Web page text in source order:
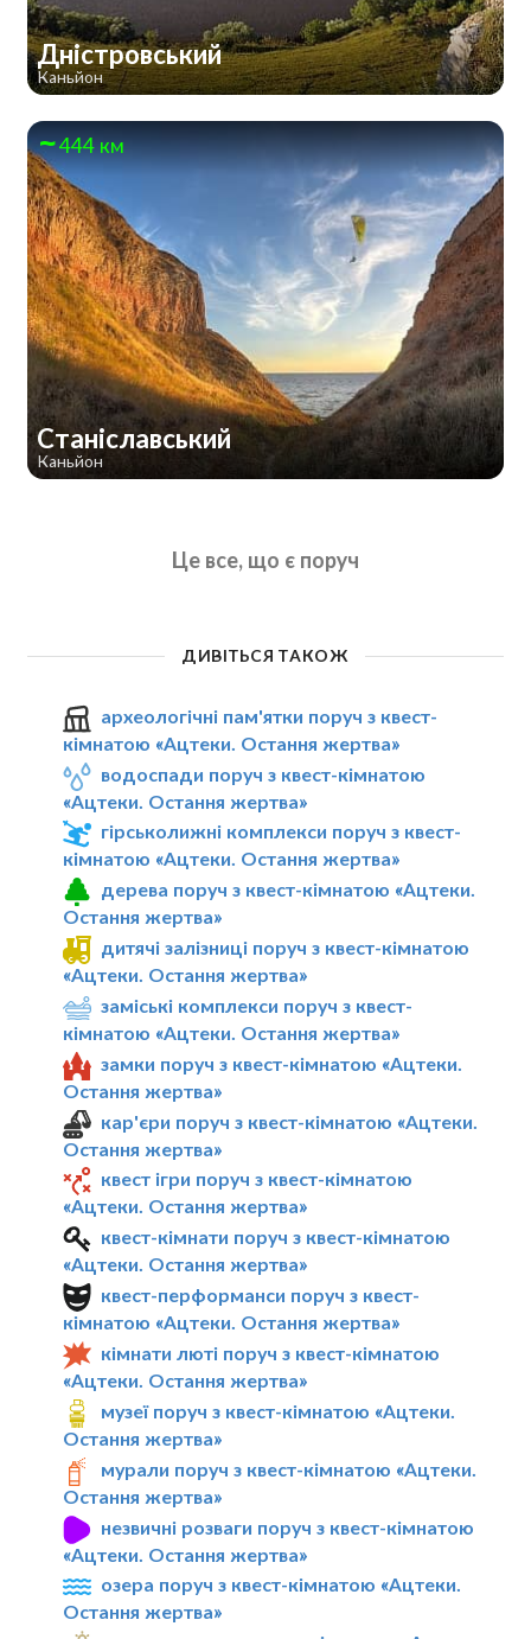
Дністровський
Каньйон
444 км
Станіславський
Каньйон
Це все, що є поруч
ДИВІТЬСЯ ТАКОЖ
археологічні пам'ятки поруч з квест-
кімнатою «Ацтеки. Остання жертва»
водоспади поруч з квест-кімнатою
«Ацтеки. Остання жертва»
гірськолижні комплекси поруч з квест-
кімнатою «Ацтеки. Остання жертва»
дерева поруч з квест-кімнатою «Ацтеки.
Остання жертва»
дитячі залізниці поруч з квест-кімнатою
«Ацтеки. Остання жертва»
заміські комплекси поруч з квест-
кімнатою «Ацтеки. Остання жертва»
замки поруч з квест-кімнатою «Ацтеки.
Остання жертва»
кар'єри поруч з квест-кімнатою «Ацтеки.
Остання жертва»
квест ігри поруч з квест-кімнатою
«Ацтеки. Остання жертва»
квест-кімнати поруч з квест-кімнатою
«Ацтеки. Остання жертва»
квест-перформанси поруч з квест-
кімнатою «Ацтеки. Остання жертва»
кімнати люті поруч з квест-кімнатою
«Ацтеки. Остання жертва»
музеї поруч з квест-кімнатою «Ацтеки.
Остання жертва»
мурали поруч з квест-кімнатою «Ацтеки.
Остання жертва»
незвичні розваги поруч з квест-кімнатою
«Ацтеки. Остання жертва»
озера поруч з квест-кімнатою «Ацтеки.
Остання жертва»